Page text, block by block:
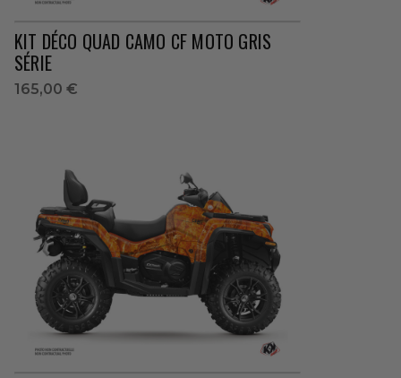
KIT DÉCO QUAD CAMO CF MOTO GRIS
SÉRIE
165,00 €